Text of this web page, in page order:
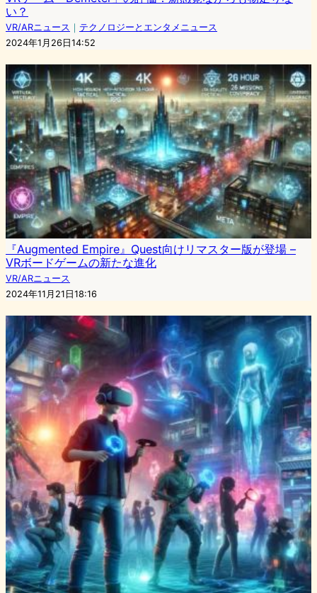
い？
VR/ARニュース ｜ テクノロジーとエンタメニュース
2024年1月26日14:52
『Augmented Empire』Quest向けリマスター版が登場 –
VRボードゲームの新たな進化
VR/ARニュース
2024年11月21日18:16